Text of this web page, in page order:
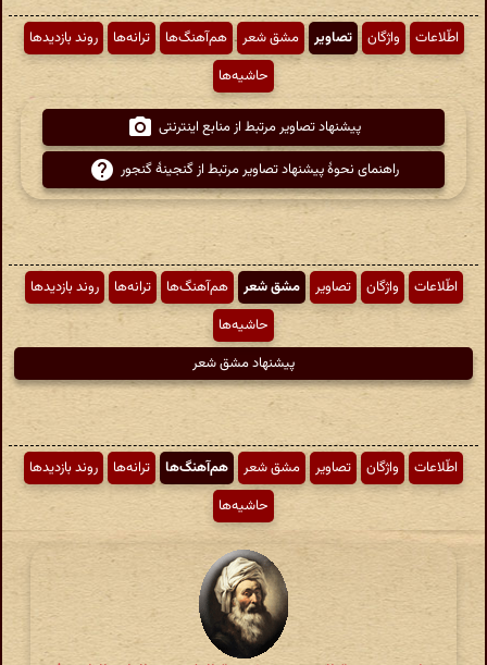
اطّلاعات واژگان تصاویر مشق شعر هم‌آهنگ‌ها ترانه‌ها
روند بازدیدها
حاشیه‌ها
پیشنهاد تصاویر مرتبط از منابع اینترنتی
راهنمای نحوهٔ پیشنهاد تصاویر مرتبط از گنجینهٔ گنجور
اطّلاعات واژگان تصاویر مشق شعر هم‌آهنگ‌ها ترانه‌ها
روند بازدیدها
حاشیه‌ها
پیشنهاد مشق شعر
اطّلاعات واژگان تصاویر مشق شعر هم‌آهنگ‌ها ترانه‌ها
روند بازدیدها
حاشیه‌ها